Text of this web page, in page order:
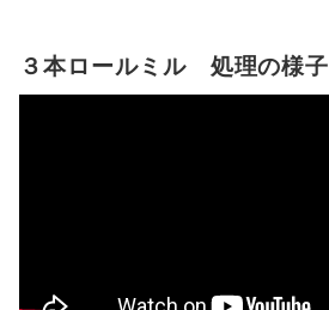
３本ロールミル 処理の様子